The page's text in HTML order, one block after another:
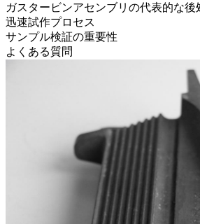
ガスタービンアセンブリの代表的な後
迅速試作プロセス
サンプル検証の重要性
よくある質問